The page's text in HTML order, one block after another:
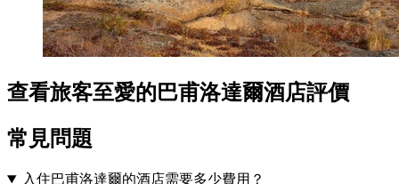
查看旅客至愛的巴甫洛達爾酒店評價
常見問題
入住巴甫洛達爾的酒店需要多少費用？